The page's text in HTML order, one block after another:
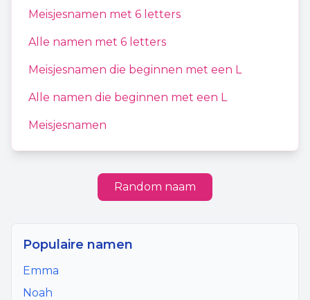
Meisjesnamen met 6 letters
Alle namen met 6 letters
Meisjesnamen die beginnen met een L
Alle namen die beginnen met een L
Meisjesnamen
Random naam
Populaire namen
Emma
Noah